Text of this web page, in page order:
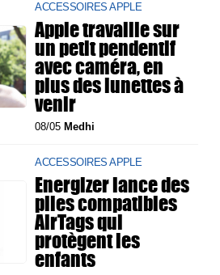
ACCESSOIRES APPLE
Apple travaille sur
un petit pendentif
avec caméra, en
plus des lunettes à
venir
08/05 Medhi
ACCESSOIRES APPLE
Energizer lance des
piles compatibles
AirTags qui
protègent les
enfants